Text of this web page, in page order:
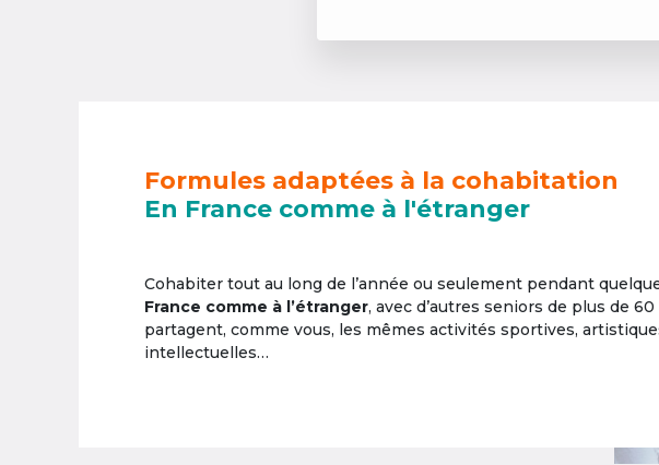
Formules adaptées à la cohabitation
En France comme à l'étranger
Cohabiter tout au long de l’année ou seulement pendant
France comme à l’étranger, avec d’autres seniors de plus de 60
partagent, comme vous, les mêmes activités sportives,
intellectuelles…